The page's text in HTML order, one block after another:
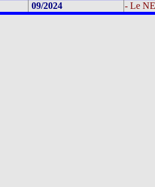
09/2024 - Le